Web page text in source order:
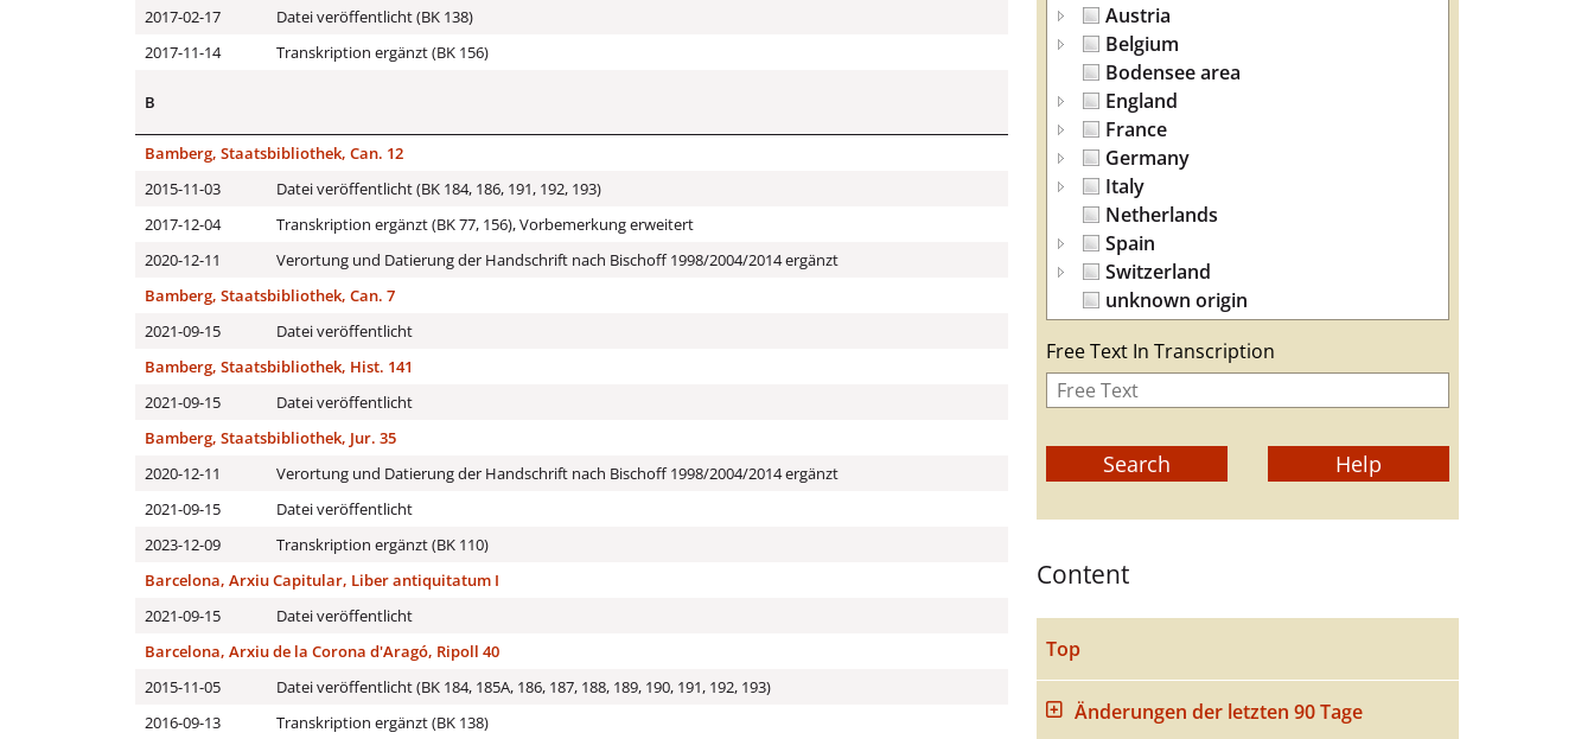
Austria
Belgium
Bodensee area
England
France
Germany
Italy
Netherlands
Spain
Switzerland
unknown origin
Free Text In Transcription
Content
Top
Änderungen der letzten 90 Tage
2017-02-17
Datei veröffentlicht (BK 138)
2017-11-14
Transkription ergänzt (BK 156)
B
Bamberg, Staatsbibliothek, Can. 12
2015-11-03
Datei veröffentlicht (BK 184, 186, 191, 192, 193)
2017-12-04
Transkription ergänzt (BK 77, 156), Vorbemerkung erweitert
2020-12-11
Verortung und Datierung der Handschrift nach Bischoff 1998/2004/2014 ergänzt
Bamberg, Staatsbibliothek, Can. 7
2021-09-15
Datei veröffentlicht
Bamberg, Staatsbibliothek, Hist. 141
2021-09-15
Datei veröffentlicht
Bamberg, Staatsbibliothek, Jur. 35
2020-12-11
Verortung und Datierung der Handschrift nach Bischoff 1998/2004/2014 ergänzt
2021-09-15
Datei veröffentlicht
2023-12-09
Transkription ergänzt (BK 110)
Barcelona, Arxiu Capitular, Liber antiquitatum I
2021-09-15
Datei veröffentlicht
Barcelona, Arxiu de la Corona d'Aragó, Ripoll 40
2015-11-05
Datei veröffentlicht (BK 184, 185A, 186, 187, 188, 189, 190, 191, 192, 193)
2016-09-13
Transkription ergänzt (BK 138)